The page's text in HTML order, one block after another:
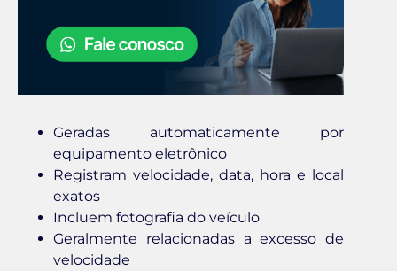
Geradas automaticamente por
equipamento eletrônico
Registram velocidade, data, hora e local
exatos
Incluem fotografia do veículo
Geralmente relacionadas a excesso de
velocidade